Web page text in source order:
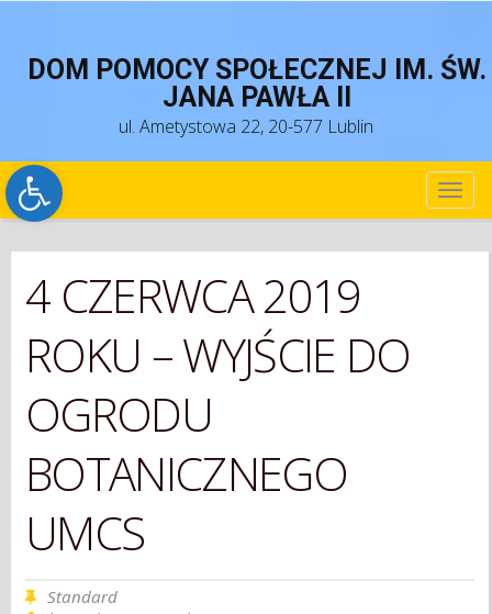
Open toolbar
DOM POMOCY SPOŁECZNEJ IM. ŚW.
JANA PAWŁA II
ul. Ametystowa 22, 20-577 Lublin
4 CZERWCA 2019
ROKU – WYJŚCIE DO
OGRODU
BOTANICZNEGO
UMCS
Standard